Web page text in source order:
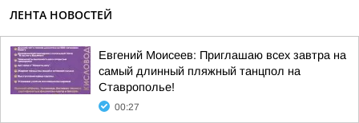
ЛЕНТА НОВОСТЕЙ
Евгений Моисеев: Приглашаю всех завтра на
самый длинный пляжный танцпол на
Ставрополье!
00:27